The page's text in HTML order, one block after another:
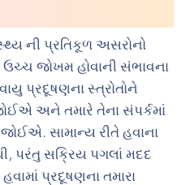
ની પ્રતિકૂળ અસરોનો
જોખમ હોવાની સંભાવના
પ્રદૂષણના સ્ત્રોતોને
અને તમારે તેના સંપર્કમાં
જોઈએ. સામાન્ય રીતે હવાના
પરંતુ સક્રિય પગલાં મદદ
પ્રદૂષણના તમારા